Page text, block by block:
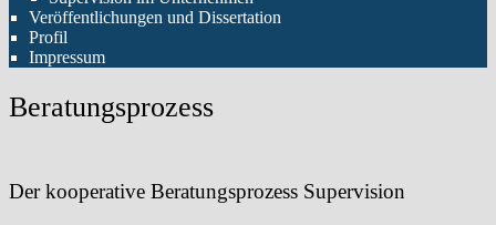
Veröffentlichungen und Dissertation
Profil
Impressum
Beratungsprozess
Der kooperative Beratungsprozess Supervision